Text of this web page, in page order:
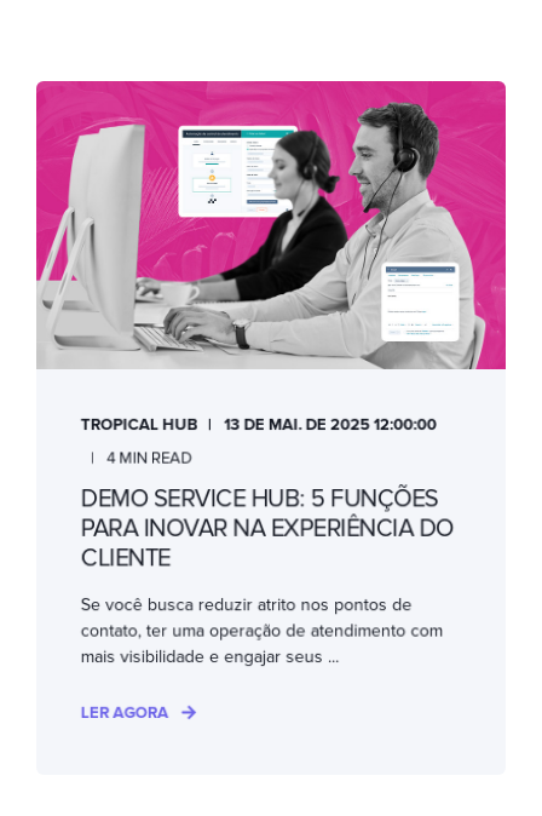
TROPICAL HUB 13 DE MAI. DE 2025 12:00:00
4 MIN READ
DEMO SERVICE HUB: 5 FUNÇÕES
PARA INOVAR NA EXPERIÊNCIA DO
CLIENTE
Se você busca reduzir atrito nos pontos de
contato, ter uma operação de atendimento com
mais visibilidade e engajar seus ...
LER AGORA